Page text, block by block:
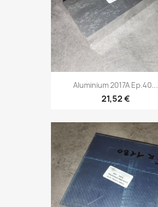
Aluminium 2017A Ep.40...
21,52 €